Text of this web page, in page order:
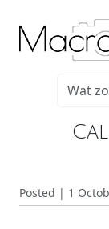
Posted | 1